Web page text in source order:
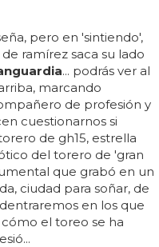
pero en 'sintiendo',
ramírez saca su lado
... podrás ver al
marcando
de profesión y
cuestionarnos si
de gh15, estrella
del torero de 'gran
que grabó en un
ciudad para soñar, de
en los que
cómo el toreo se ha